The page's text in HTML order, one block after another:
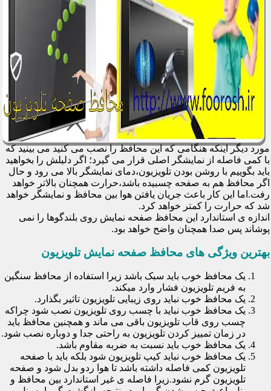
مورد دیگر اینکه هنگامی که این محافظ را نصب می کنید می بینید که
با کمی فاصله از نمایشگر اصلی قرار می گیرد؛ اگر دلیلش را بخواهید
باید بگوییم با روشن بودن تلویزیون،دمای نمایشگر بالا می رود و حال
اگر محافظ هم به صفحه چسبیده باشد،حرارت همچنان بالاتر خواهد
رفت.اما این کار باعث جریان یافتن هوا بین محافظ و نمایشگر خواهد
شد که حرارت را کمتر خواهد کرد.
اندازه ی استاندارد این محافظ صفحه نمایش روی بلندگوها را نمی
پوشاند پس صدا همچنان واضح خواهد بود.
بهترین ویژگی های محافظ صفحه نمایش تلویزیون
یک محافظ خوب باید سبک باشد زیرا استفاده از محافظ سنگین
به فریم تلویزیون فشار وارد میکند.
یک محافظ خوب نباید روی زیبایی تلویزیون تاثیر بگذارد.
یک محافظ خوب نباید با چسب روی تلویزیون نصب شود چراکه
چسب روی قاب تلویزیون باقی می ماند و همچنین محافظ باید
در زمان تمییز کردن تلویزیون به راحتی جدا و دوباره نصب شود.
یک محافظ خوب باید نسبت به ضربه مقاوم باشد.
یک محافظ خوب نباید کیپ تلویزیون شود بلکه باید با صفحه
تلویزیون کمی فاصله داشته باشد تا هوا ردو بدل شود و صفحه
تلویزیون گرم نشود.زیرا فاصله ی غیر استاندارد بین محافظ و